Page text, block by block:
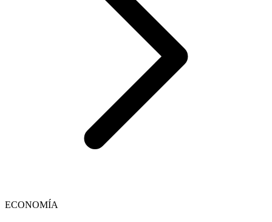
ECONOMÍA